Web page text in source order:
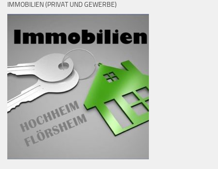
IMMOBILIEN (PRIVAT UND GEWERBE)